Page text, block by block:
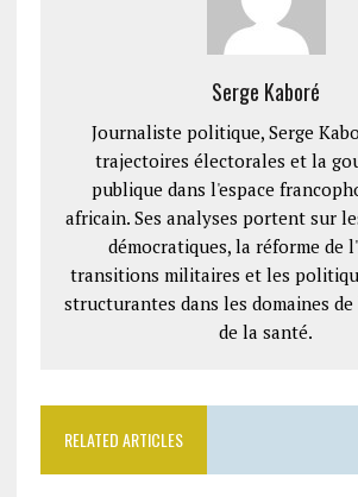
Serge Kaboré
Journaliste politique, Serge
trajectoires électorales et la
publique dans l'espace
africain. Ses analyses portent sur
démocratiques, la réforme de
transitions militaires et les
structurantes dans les domaines
de la santé.
RELATED ARTICLES